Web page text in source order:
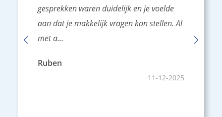
gesprekken waren duidelijk en je voelde
aan dat je makkelijk vragen kon stellen. Al
met a...
Ruben
11-12-2025